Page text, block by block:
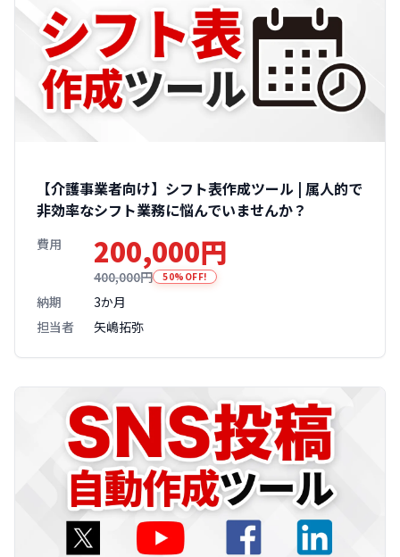
【介護事業者向け】シフト表作成ツール | 属人的で
非効率なシフト業務に悩んでいませんか？
費用 200,000円
400,000円 50%OFF!
納期
3か月
担当者
矢嶋拓弥